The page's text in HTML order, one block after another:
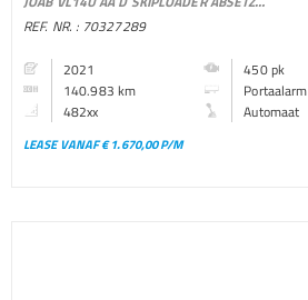
PORTAALARM BAKWAGEN
REF. NR. : 70327289
2021
450 pk
140.983 km
Portaalarm
482xx
Automaat
LEASE VANAF € 1.670,00 P/M